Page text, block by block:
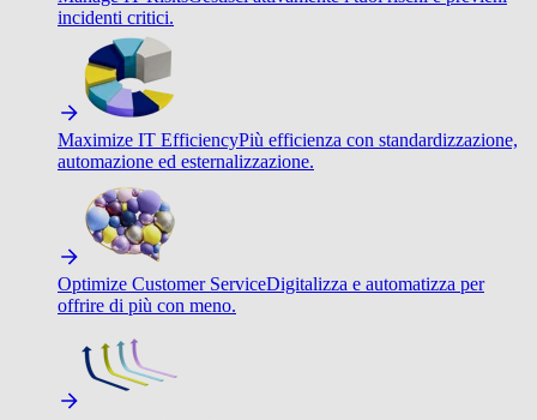
incidenti critici.
Maximize IT EfficiencyPiù efficienza con standardizzazione,
automazione ed esternalizzazione.
Optimize Customer ServiceDigitalizza e automatizza per
offrire di più con meno.